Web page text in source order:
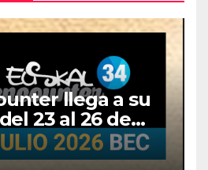
llega a su
23 al 26 de